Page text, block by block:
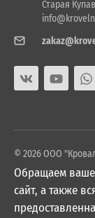
Старая
© 2026 ООО
Обращаем ваше
сайт, а также